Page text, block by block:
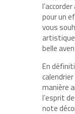
pour un
vous
belle
En
manière
l’esprit
note